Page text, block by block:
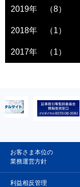
2019年 （8）
2018年 （1）
2017年 （1）
お客さま本位の
業務運営方針
利益相反管理